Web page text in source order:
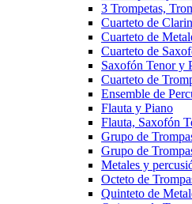
3 Trompetas,
Cuarteto de
Cuarteto de
Cuarteto de
Saxofón Tenor y
Cuarteto de
Ensemble de
Flauta y Piano
Flauta, Saxofón
Grupo de
Grupo de
Metales y
Octeto de
Quinteto de